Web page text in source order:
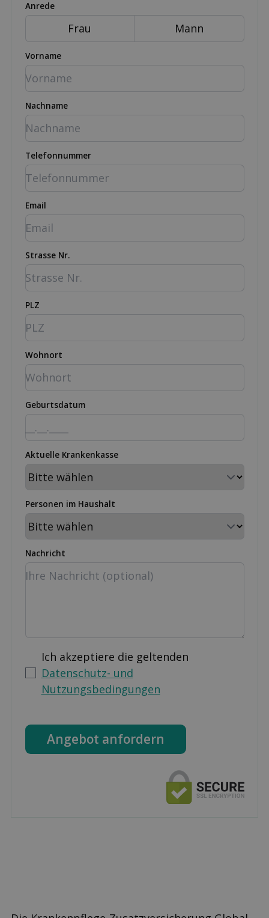
Anrede
Frau Mann
Vorname
Nachname
Telefonnummer
Email
Strasse Nr.
PLZ
Wohnort
Geburtsdatum
Aktuelle Krankenkasse
Personen im Haushalt
Nachricht
Ich akzeptiere die geltenden
Datenschutz- und
Nutzungsbedingungen
Angebot anfordern